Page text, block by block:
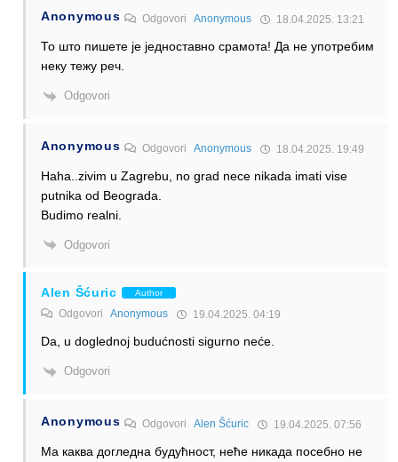
Anonymous OdgovoriAnonymous 18.04.2025. 13:21
То што пишете је једноставно срамота! Да не употребим
неку тежу реч.
Odgovori
Anonymous OdgovoriAnonymous 18.04.2025. 19:49
Haha..zivim u Zagrebu, no grad nece nikada imati vise
putnika od Beograda.
Budimo realni.
Odgovori
Alen Šćuric Author
Odgovori Anonymous 19.04.2025. 04:19
Da, u doglednoj budućnosti sigurno neće.
Odgovori
Anonymous OdgovoriAlen Šćuric 19.04.2025. 07:56
Ма каква догледна будућност, неће никада посебно не